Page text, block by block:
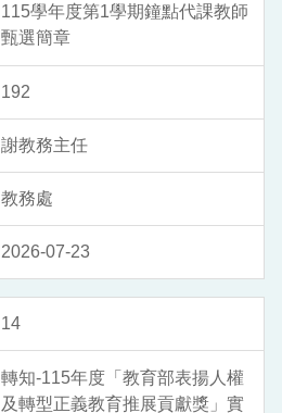
115學年度第1學期鐘點代課教師
甄選簡章
192
謝教務主任
教務處
2026-07-23
14
轉知-115年度「教育部表揚人權
及轉型正義教育推展貢獻獎」實